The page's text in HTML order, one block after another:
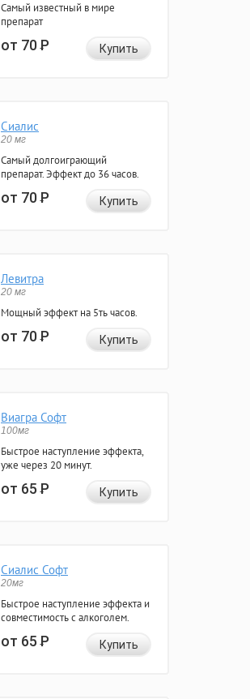
Самый известный в мире
препарат
от 70Р Купить
Сиалис
20 мг
Самый долгоиграющий
препарат. Эффект до 36 часов.
от 70Р Купить
Левитра
20 мг
Мощный эффект на 5ть часов.
от 70Р Купить
Виагра Софт
100мг
Быстрое наступление эффекта,
уже через 20 минут.
от 65Р Купить
Сиалис Софт
20мг
Быстрое наступление эффекта и
совместимость с алкоголем.
от 65Р Купить